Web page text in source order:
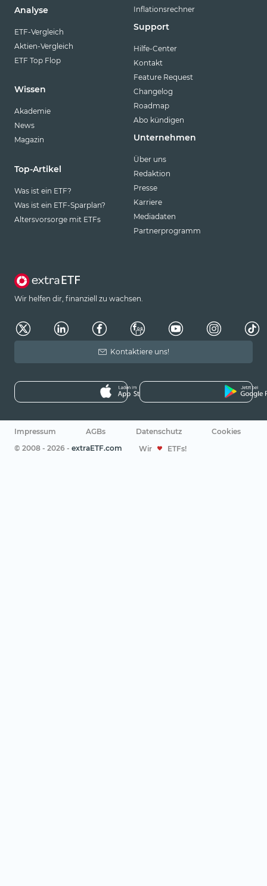
Analyse
ETF-Vergleich
Aktien-Vergleich
ETF Top Flop
Wissen
Akademie
News
Magazin
Top-Artikel
Was ist ein ETF?
Was ist ein ETF-Sparplan?
Altersvorsorge mit ETFs
Inflationsrechner
Support
Hilfe-Center
Kontakt
Feature Request
Changelog
Roadmap
Abo kündigen
Unternehmen
Über uns
Redaktion
Presse
Karriere
Mediadaten
Partnerprogramm
Wir helfen dir, finanziell zu wachsen.
Kontaktiere uns!
Impressum AGBs Datenschutz
Cookies
© 2008 - 2026 - extraETF.com Wir ETFs!